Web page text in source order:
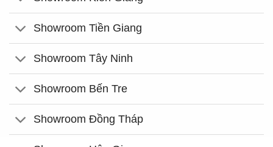
Showroom Tiền Giang
Showroom Tây Ninh
Showroom Bến Tre
Showroom Đồng Tháp